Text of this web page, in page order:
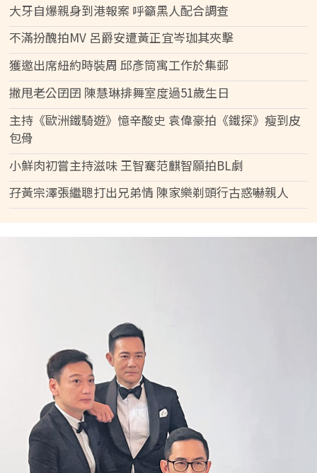
大牙自爆親身到港報案 呼籲黑人配合調查
不滿扮醜拍MV 呂爵安遭黃正宜岑珈其夾擊
獲邀出席紐約時裝周 邱彥筒寓工作於集郵
撇甩老公囝囝 陳慧琳排舞室度過51歲生日
主持《歐洲鐵騎遊》憶辛酸史 袁偉豪拍《鐵探》瘦到皮
包骨
小鮮肉初嘗主持滋味 王智騫范麒智願拍BL劇
孖黃宗澤張繼聰打出兄弟情 陳家樂剃頭行古惑嚇親人